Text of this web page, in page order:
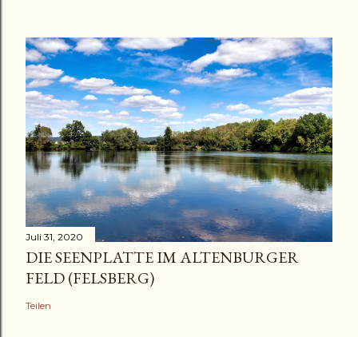
Juli 31, 2020
DIE SEENPLATTE IM ALTENBURGER
FELD (FELSBERG)
Teilen